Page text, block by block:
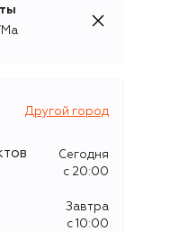
Другой город
Сегодня
c 20:00
Завтра
c 10:00